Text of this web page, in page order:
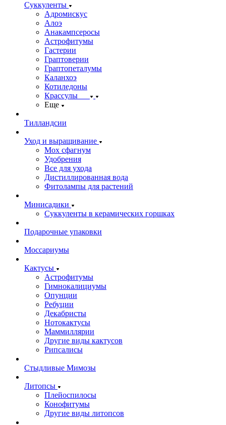
Суккуленты
Адромискус
Алоэ
Анакампсеросы
Астрофитумы
Гастерии
Граптоверии
Граптопеталумы
Каланхоэ
Котиледоны
Крассулы
Еще
Тилландсии
Уход и выращивание
Мох сфагнум
Удобрения
Все для ухода
Дистиллированная вода
Фитолампы для растений
Минисадики
Суккуленты в керамических горшках
Подарочные упаковки
Моссариумы
Кактусы
Астрофитумы
Гимнокалициумы
Опунции
Ребуции
Декабристы
Нотокактусы
Маммиллярии
Другие виды кактусов
Рипсалисы
Стыдливые Мимозы
Литопсы
Плейоспилосы
Конофитумы
Другие виды литопсов